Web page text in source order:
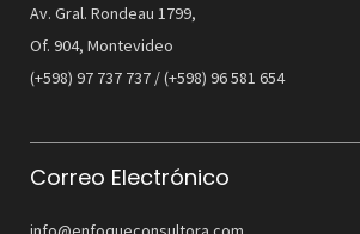
Av. Gral. Rondeau 1799,
Of. 904, Montevideo
(+598) 97 737 737 / (+598) 96 581 654
Correo Electrónico